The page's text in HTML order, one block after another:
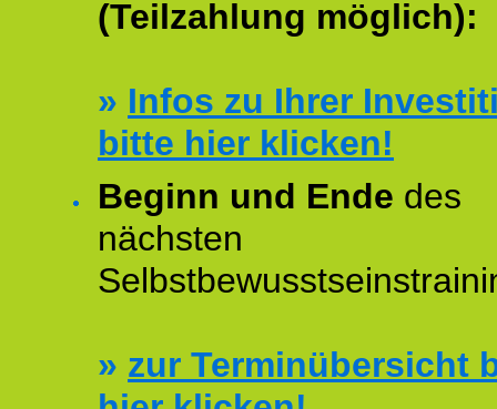
(Teilzahlung möglich):
» Infos zu Ihrer
bitte hier klicken!
Beginn und Ende des
nächsten
» zur Terminübersicht